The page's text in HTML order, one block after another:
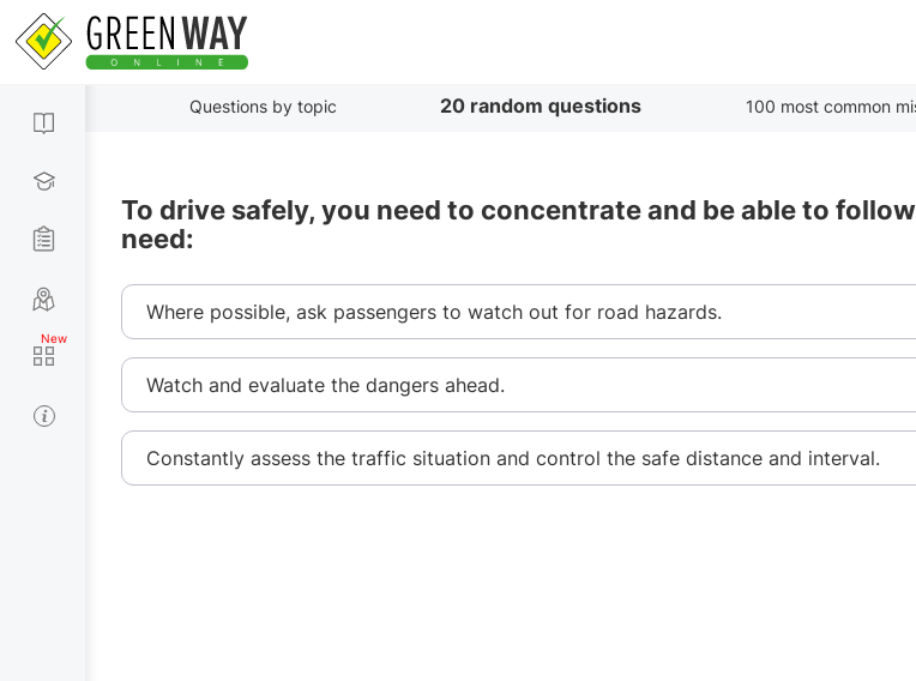
Questions by topic 20 random questions 100 most common
To drive safely, you need to concentrate and be able to
need:
Where possible, ask passengers to watch out for road hazards.
Watch and evaluate the dangers ahead.
Constantly assess the traffic situation and control the safe distance and interval.